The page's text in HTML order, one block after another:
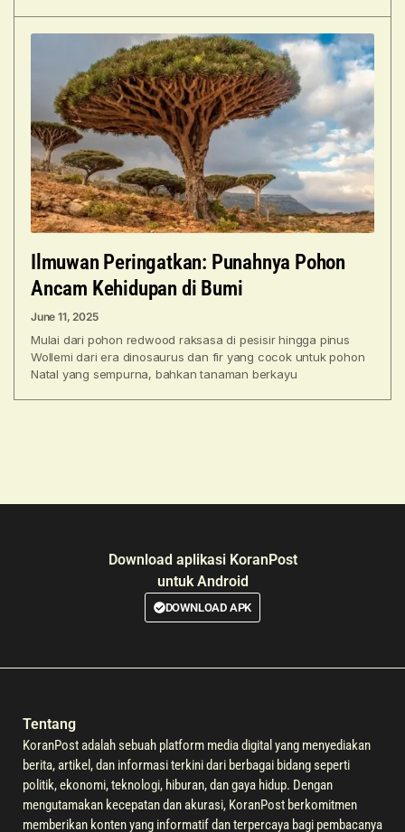
Ilmuwan Peringatkan: Punahnya Pohon
Ancam Kehidupan di Bumi
June 11, 2025
Mulai dari pohon redwood raksasa di pesisir hingga pinus
Wollemi dari era dinosaurus dan fir yang cocok untuk pohon
Natal yang sempurna, bahkan tanaman berkayu
Download aplikasi KoranPost
untuk Android
DOWNLOAD APK
Tentang
KoranPost adalah sebuah platform media digital yang menyediakan
berita, artikel, dan informasi terkini dari berbagai bidang seperti
politik, ekonomi, teknologi, hiburan, dan gaya hidup. Dengan
mengutamakan kecepatan dan akurasi, KoranPost berkomitmen
memberikan konten yang informatif dan terpercaya bagi pembacanya